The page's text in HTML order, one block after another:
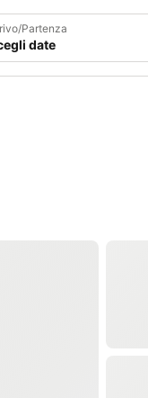
Partenza
date